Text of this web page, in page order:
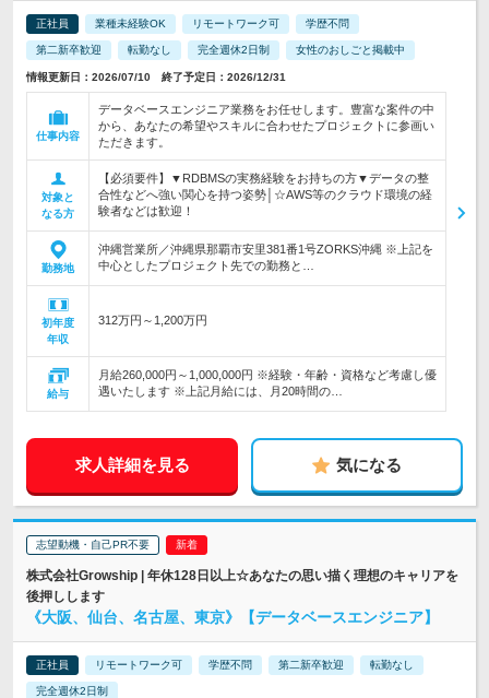
正社員 業種未経験OK リモートワーク可 学歴不問
第二新卒歓迎 転勤なし 完全週休2日制 女性のおしごと掲載中
情報更新日：2026/07/10 終了予定日：2026/12/31
仕事内容
データベースエンジニア業務をお任せします。豊富な案件の中
から、あなたの希望やスキルに合わせたプロジェクトに参画い
ただきます。
対象と
なる方
【必須要件】▼RDBMSの実務経験をお持ちの方▼データの整
合性などへ強い関心を持つ姿勢│☆AWS等のクラウド環境の経
験者などは歓迎！
勤務地
沖縄営業所／沖縄県那覇市安里381番1号ZORKS沖縄 ※上記を
中心としたプロジェクト先での勤務と…
初年度
年収
312万円～1,200万円
給与
月給260,000円～1,000,000円 ※経験・年齢・資格など考慮し優
遇いたします ※上記月給には、月20時間の…
求人詳細を見る 気になる
志望動機・自己PR不要
株式会社Growship | 年休128日以上☆あなたの思い描く理想のキャリアを
後押しします
《大阪、仙台、名古屋、東京》【データベースエンジニア】
正社員 リモートワーク可 学歴不問 第二新卒歓迎 転勤なし
完全週休2日制